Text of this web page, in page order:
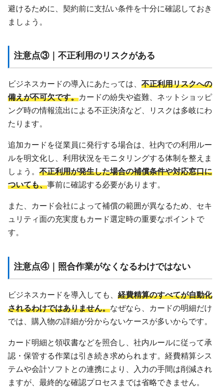
避けるために、契約前に支払い条件を十分に確認しておき
ましょう。
注意点③｜不正利用のリスクがある
ビジネスカードの導入にあたっては、 不正利用リスクへの
備えが不可欠です。カードの紛失や盗難、ネットショッピ
ング時の情報流出による不正決済など、リスクは多岐にわ
たります。
追加カードを従業員に発行する場合は、社内での利用ルー
ルを明文化し、利用状況をモニタリングする体制を整えま
しょう。 不正利用が発生した場合の補償条件や対応窓口に
ついても、事前に確認する必要があります。
また、カード会社によって補償の範囲が異なるため、セキ
ュリティ面の充実度もカード選定時の重要なポイントで
す。
注意点④｜照合作業がなくなるわけではない
ビジネスカードを導入しても、 経費精算のすべてが自動化
されるわけではありません。なぜなら、カードの明細だけ
では、購入物の詳細が分からないケースが多いからです。
カード明細と領収書などを照合し、社内ルールに従って承
認・保管する作業は引き続き求められます。経費精算シス
テムや会計ソフトとの連携により、入力の手間は削減され
ますが、最終的な確認プロセスまでは省略できません。